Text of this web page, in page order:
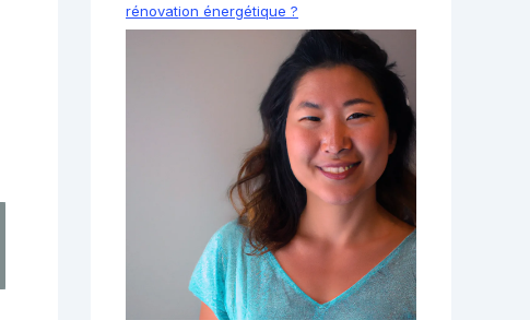
rénovation énergétique ?